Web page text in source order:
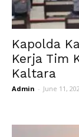
Kapolda
Kerja Tim
Kaltara
Admin - June 11,